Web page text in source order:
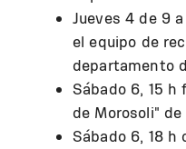
Jueves 4 de 9
el equipo de
departamento
Sábado 6, 15 h
de Morosoli"
Sábado 6, 18 h